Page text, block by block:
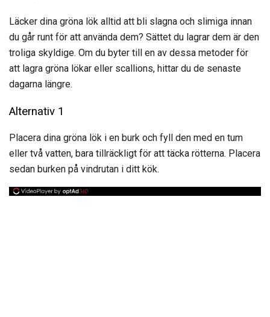
Läcker dina gröna lök alltid att bli slagna och slimiga innan
du går runt för att använda dem? Sättet du lagrar dem är den
troliga skyldige. Om du byter till en av dessa metoder för
att lagra gröna lökar eller scallions, hittar du de senaste
dagarna längre.
Alternativ 1
Placera dina gröna lök i en burk och fyll den med en tum
eller två vatten, bara tillräckligt för att täcka rötterna. Placera
sedan burken på vindrutan i ditt kök.